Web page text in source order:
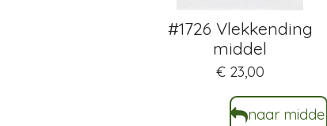
#1726 Vlekkending
middel
€ 23,00
naar middel